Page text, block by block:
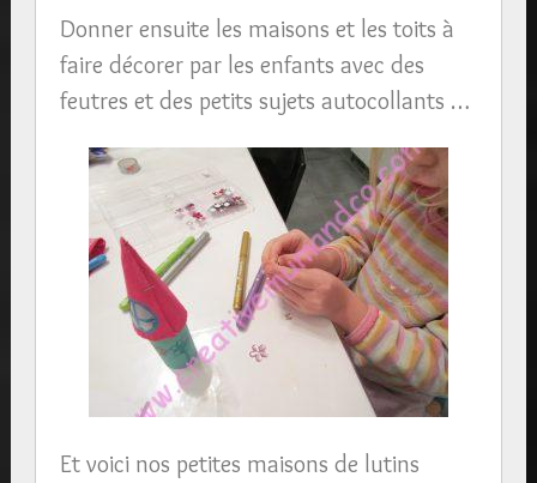
Donner ensuite les maisons et les toits à
faire décorer par les enfants avec des
feutres et des petits sujets autocollants …
Et voici nos petites maisons de lutins